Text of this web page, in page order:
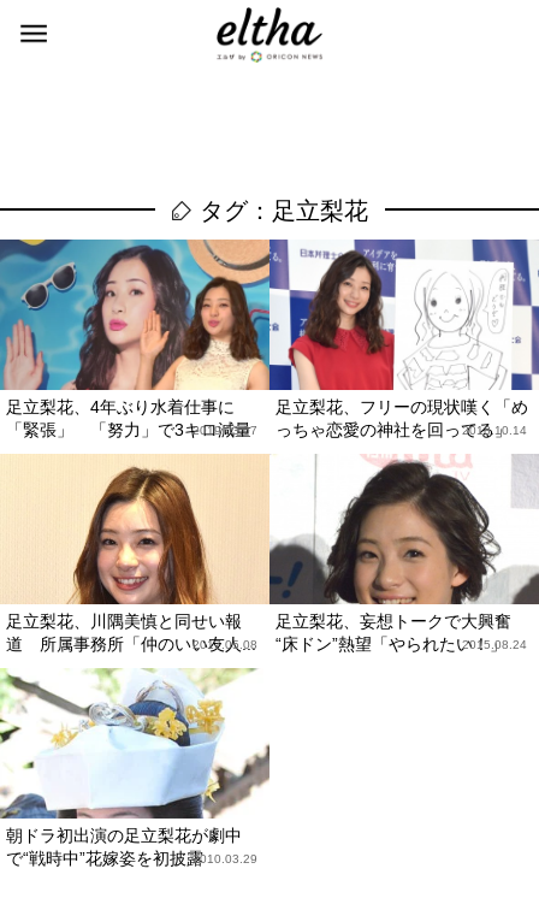
タグ：足立梨花
足立梨花、4年ぶり水着仕事に
「緊張」 「努力」で3キロ減量
2019.03.07
足立梨花、フリーの現状嘆く「め
っちゃ恋愛の神社を回ってる」
2018.10.14
足立梨花、川隅美慎と同せい報
道 所属事務所「仲のいい友人...
2017.05.08
足立梨花、妄想トークで大興奮
“床ドン”熱望「やられたい！」
2015.08.24
朝ドラ初出演の足立梨花が劇中
で“戦時中”花嫁姿を初披露2010.03.29